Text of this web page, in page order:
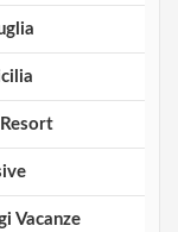
Vacanze